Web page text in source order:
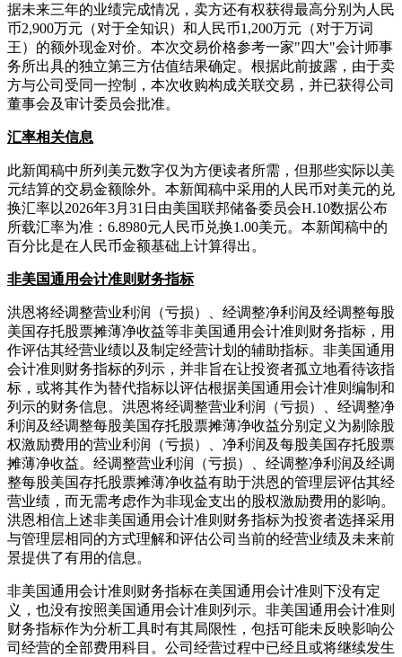
据未来三年的业绩完成情况，卖方还有权获得最高分别为人民
币2,900万元（对于全知识）和人民币1,200万元（对于万词
王）的额外现金对价。本次交易价格参考一家"四大"会计师事
务所出具的独立第三方估值结果确定。根据此前披露，由于卖
方与公司受同一控制，本次收购构成关联交易，并已获得公司
董事会及审计委员会批准。
汇率相关信息
此新闻稿中所列美元数字仅为方便读者所需，但那些实际以美
元结算的交易金额除外。本新闻稿中采用的人民币对美元的兑
换汇率以2026年3月31日由美国联邦储备委员会H.10数据公布
所载汇率为准：6.8980元人民币兑换1.00美元。本新闻稿中的
百分比是在人民币金额基础上计算得出。
非美国通用会计准则财务指标
洪恩将经调整营业利润（亏损）、经调整净利润及经调整每股
美国存托股票摊薄净收益等非美国通用会计准则财务指标，用
作评估其经营业绩以及制定经营计划的辅助指标。非美国通用
会计准则财务指标的列示，并非旨在让投资者孤立地看待该指
标，或将其作为替代指标以评估根据美国通用会计准则编制和
列示的财务信息。洪恩将经调整营业利润（亏损）、经调整净
利润及经调整每股美国存托股票摊薄净收益分别定义为剔除股
权激励费用的营业利润（亏损）、净利润及每股美国存托股票
摊薄净收益。经调整营业利润（亏损）、经调整净利润及经调
整每股美国存托股票摊薄净收益有助于洪恩的管理层评估其经
营业绩，而无需考虑作为非现金支出的股权激励费用的影响。
洪恩相信上述非美国通用会计准则财务指标为投资者选择采用
与管理层相同的方式理解和评估公司当前的经营业绩及未来前
景提供了有用的信息。
非美国通用会计准则财务指标在美国通用会计准则下没有定
义，也没有按照美国通用会计准则列示。非美国通用会计准则
财务指标作为分析工具时有其局限性，包括可能未反映影响公
司经营的全部费用科目。公司经营过程中已经且或将继续发生